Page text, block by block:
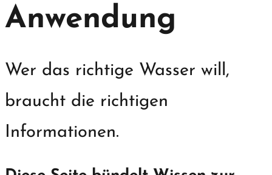
Anwendung
Wer das richtige Wasser will,
braucht die richtigen
Informationen.